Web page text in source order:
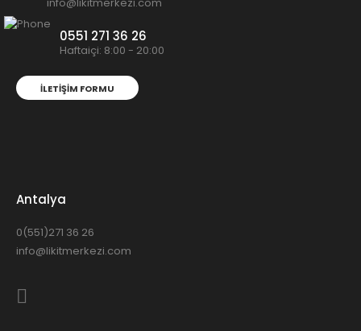
0551 271 36 26
Haftaiçi: 8:00 - 20:00
İLETIŞIM FORMU
Antalya
0(551)271 36 26
info@likitmerkezi.com